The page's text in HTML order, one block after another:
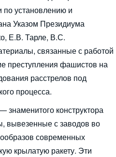
по установлению и
Указом Президиума
Е.В. Тарле, В.С.
связанные с работой
преступления фашистов на
расстрелов под
процесса.
конструктора
вывезенные с заводов во
современных
крылатую ракету. Эти